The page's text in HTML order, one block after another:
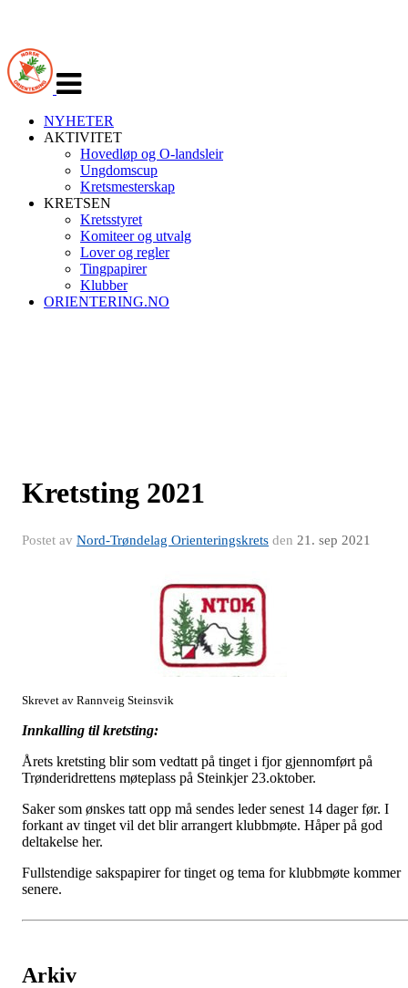
navigasjon
NYHETER
AKTIVITET
Hovedløp og O-landsleir
Ungdomscup
Kretsmesterskap
KRETSEN
Kretsstyret
Komiteer og utvalg
Lover og regler
Tingpapirer
Klubber
ORIENTERING.NO
Kretsting 2021
Postet av Nord-Trøndelag Orienteringskrets den 21. sep 2021
Skrevet av Rannveig Steinsvik
Innkalling til kretsting:
Årets kretsting blir som vedtatt på tinget i fjor gjennomført på
Trønderidrettens møteplass på Steinkjer 23.oktober.
Saker som ønskes tatt opp må sendes leder senest 14 dager før. I
forkant av tinget vil det blir arrangert klubbmøte. Håper på god
deltakelse her.
Fullstendige sakspapirer for tinget og tema for klubbmøte kommer
senere.
Arkiv